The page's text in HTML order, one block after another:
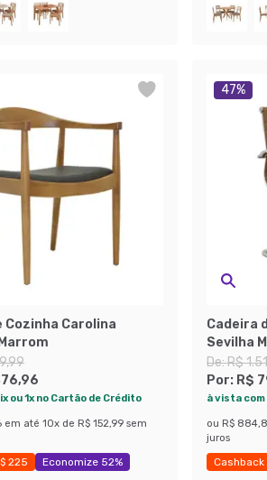
Cozinha Carolina
ou 1x no Cartão de Crédito
em até 10x de R$ 152,99 sem
225 Economize 52%
47%
Cadeira
Sevilha
De:R$
Por: R$
à vista com
ou R$
juros
Cashback